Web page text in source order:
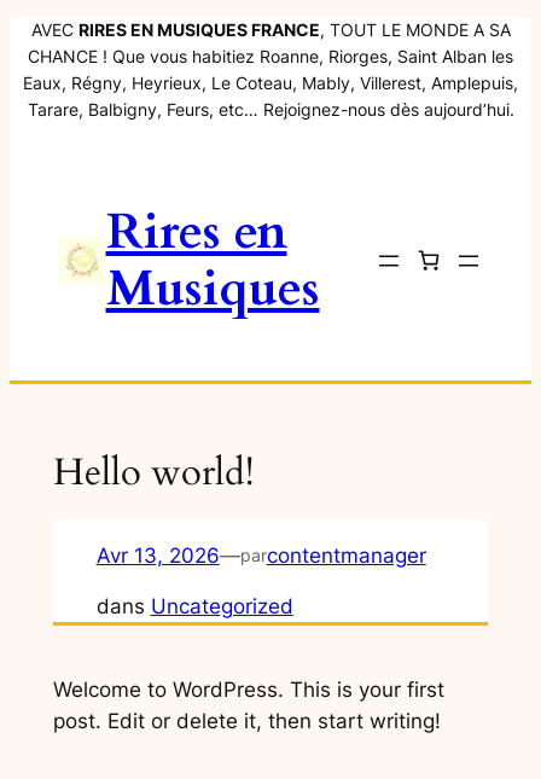
Aller
au
contenu
AVEC RIRES EN MUSIQUES FRANCE, TOUT LE MONDE A SA
CHANCE ! Que vous habitiez Roanne, Riorges, Saint Alban les
Eaux, Régny, Heyrieux, Le Coteau, Mably, Villerest, Amplepuis,
Tarare, Balbigny, Feurs, etc… Rejoignez-nous dès aujourd’hui.
Rires en
Musiques
Hello world!
Avr 13, 2026—parcontentmanager
dans Uncategorized
Welcome to WordPress. This is your first
post. Edit or delete it, then start writing!